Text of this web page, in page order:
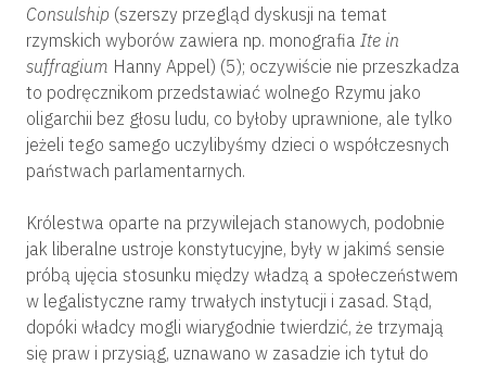
Consulship (szerszy przegląd dyskusji na temat
rzymskich wyborów zawiera np. monografia Ite in
suffragium Hanny Appel) (5); oczywiście nie przeszkadza
to podręcznikom przedstawiać wolnego Rzymu jako
oligarchii bez głosu ludu, co byłoby uprawnione, ale tylko
jeżeli tego samego uczylibyśmy dzieci o współczesnych
państwach parlamentarnych.
Królestwa oparte na przywilejach stanowych, podobnie
jak liberalne ustroje konstytucyjne, były w jakimś sensie
próbą ujęcia stosunku między władzą a społeczeństwem
w legalistyczne ramy trwałych instytucji i zasad. Stąd,
dopóki władcy mogli wiarygodnie twierdzić, że trzymają
się praw i przysiąg, uznawano w zasadzie ich tytuł do